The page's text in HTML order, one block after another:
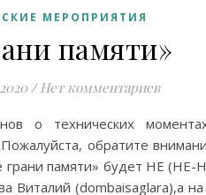
МЕРОПРИЯТИЯ
памяти»
/ Нет комментариев
о технических
обратите
грани памяти» будет НЕ
Виталий (dombaisaglara),а на